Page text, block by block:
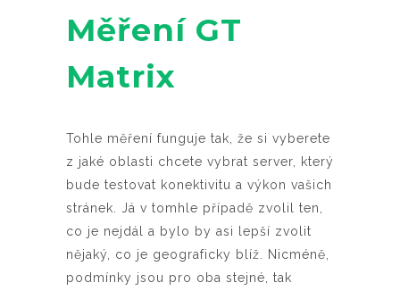
Měření GT
Matrix
Tohle měření funguje tak, že si vyberete
z jaké oblasti chcete vybrat server, který
bude testovat konektivitu a výkon vašich
stránek. Já v tomhle případě zvolil ten,
co je nejdál a bylo by asi lepší zvolit
nějaký, co je geograficky blíž. Nicméně,
podmínky jsou pro oba stejné, tak